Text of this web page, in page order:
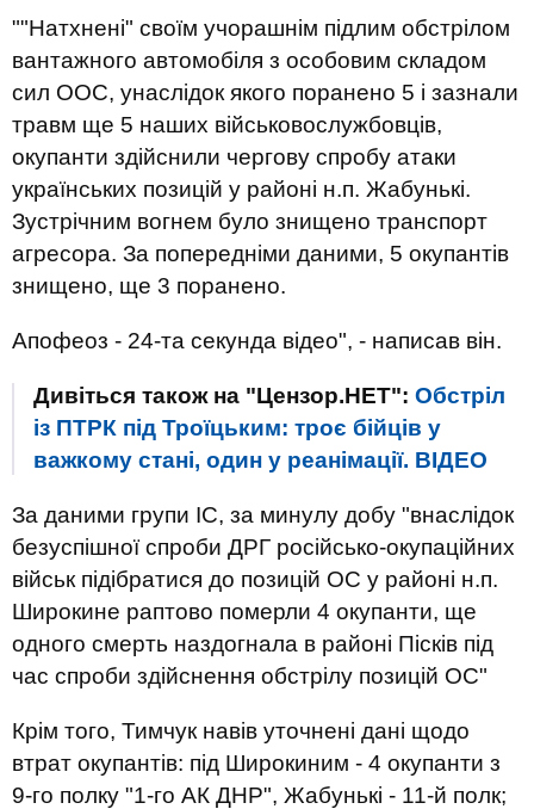
""Натхнені" своїм учорашнім підлим обстрілом
вантажного автомобіля з особовим складом
сил ООС, унаслідок якого поранено 5 і зазнали
травм ще 5 наших військовослужбовців,
окупанти здійснили чергову спробу атаки
українських позицій у районі н.п. Жабунькі.
Зустрічним вогнем було знищено транспорт
агресора. За попередніми даними, 5 окупантів
знищено, ще 3 поранено.
Апофеоз - 24-та секунда відео", - написав він.
Дивіться також на "Цензор.НЕТ": Обстріл
із ПТРК під Троїцьким: троє бійців у
важкому стані, один у реанімації. ВIДЕО
За даними групи ІС, за минулу добу "внаслідок
безуспішної спроби ДРГ російсько-окупаційних
військ підібратися до позицій ОС у районі н.п.
Широкине раптово померли 4 окупанти, ще
одного смерть наздогнала в районі Пісків під
час спроби здійснення обстрілу позицій ОС"
Крім того, Тимчук навів уточнені дані щодо
втрат окупантів: під Широкиним - 4 окупанти з
9-го полку "1-го АК ДНР", Жабунькі - 11-й полк;